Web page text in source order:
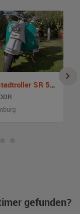
IWL Stadtroller SR 59 Berlin
gefunden?